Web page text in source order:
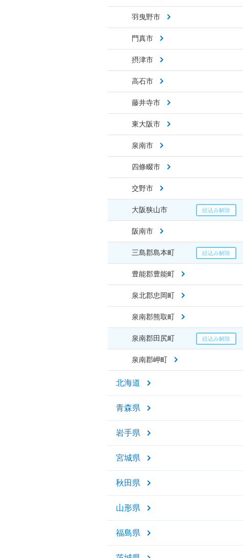
羽曳野市
門真市
摂津市
高石市
藤井寺市
東大阪市
泉南市
四條畷市
交野市
大阪狭山市
阪南市
三島郡島本町
豊能郡豊能町
泉北郡忠岡町
泉南郡熊取町
泉南郡田尻町
泉南郡岬町
北海道
青森県
岩手県
宮城県
秋田県
山形県
福島県